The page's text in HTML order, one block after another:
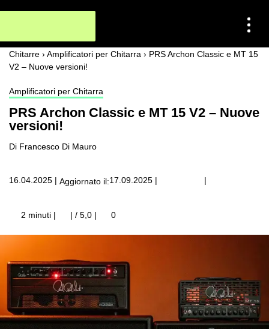
Chitarre › Amplificatori per Chitarra › PRS Archon Classic e MT 15
V2 – Nuove versioni!
Amplificatori per Chitarra
PRS Archon Classic e MT 15 V2 – Nuove
versioni!
Di Francesco Di Mauro
16.04.2025 | Aggiornato il:17.09.2025 | |
2 minuti | | / 5,0 | 0